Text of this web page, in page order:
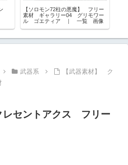
【ソロモン72柱の悪魔】 フリー
素材 ギャラリー04 グリモワー
ル ゴエティア ｜ 一覧 画像
武器系
【武器素材】 ク
レセントアクス フリー